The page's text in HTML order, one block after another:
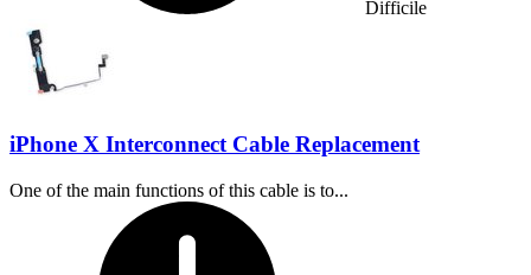
Difficile
iPhone X Interconnect Cable Replacement
One of the main functions of this cable is to...